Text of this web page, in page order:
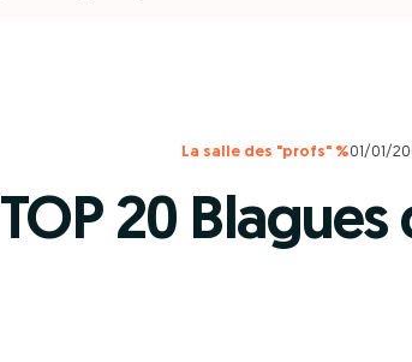
La salle des "profs" %01/01/
TOP 20